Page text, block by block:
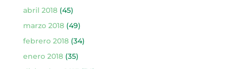
abril 2018(45)
marzo 2018(49)
febrero 2018(34)
enero 2018(35)